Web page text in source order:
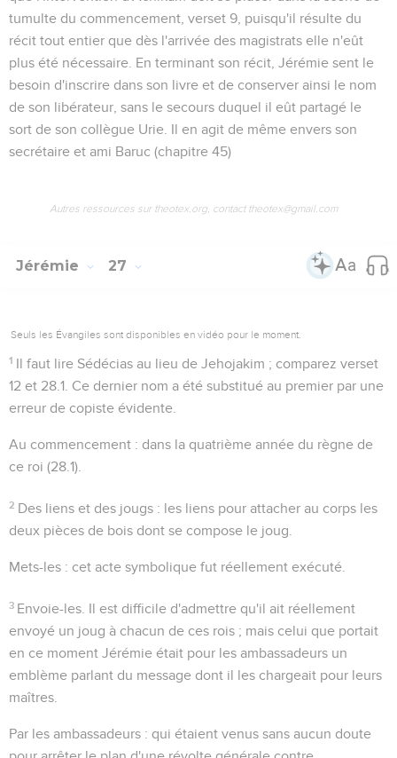
tumulte du commencement, verset 9, puisqu'il résulte du
récit tout entier que dès l'arrivée des magistrats elle n'eût
plus été nécessaire. En terminant son récit, Jérémie sent le
besoin d'inscrire dans son livre et de conserver ainsi le nom
de son libérateur, sans le secours duquel il eût partagé le
sort de son collègue Urie. Il en agit de même envers son
secrétaire et ami Baruc (chapitre 45)
Autres ressources sur theotex.org, contact theotex@gmail.com
Jérémie 27
Seuls les Évangiles sont disponibles en vidéo pour le moment.
1 Il faut lire Sédécias au lieu deJehojakim ; comparez verset
12 et 28.1 . Ce dernier nom a été substitué au premier par une
erreur de copiste évidente.
Au commencement : dans la quatrième année du règne de
ce roi (28.1).
2 Des liens et des jougs : les liens pour attacher au corps les
deux pièces de bois dont se compose le joug.
Mets-les : cet acte symbolique fut réellement exécuté.
3 Envoie-les . Il est difficile d'admettre qu'il ait réellement
envoyé un joug à chacun de ces rois ; mais celui que portait
en ce moment Jérémie était pour les ambassadeurs un
emblème parlant du message dont il les chargeait pour leurs
maîtres.
Par les ambassadeurs : qui étaient venus sans aucun doute